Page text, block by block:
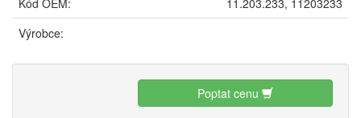
Kód OEM:
11.203.233, 11203233
Výrobce:
Poptat cenu